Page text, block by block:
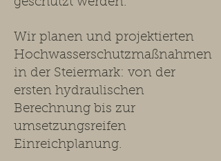
Wir planen und projektierten
Hochwasserschutzmaßnahmen
in der Steiermark: von der
ersten hydraulischen
Berechnung bis zur
umsetzungsreifen
Einreichplanung.​